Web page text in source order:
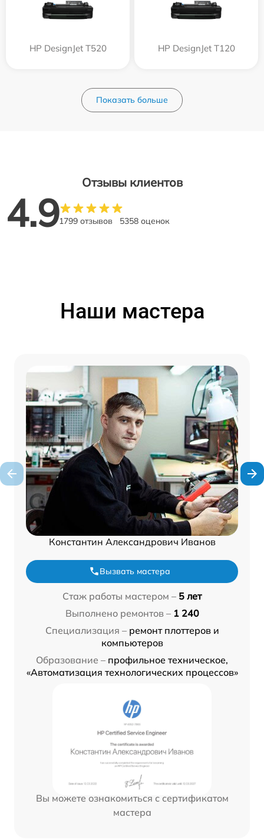
HP DesignJet T520 HP DesignJet T120
Показать больше
Отзывы клиентов
4.91799 отзывов 5358 оценок
Наши мастера
Константин Александрович Иванов
Вызвать мастера
Стаж работы мастером – 5 лет
Выполнено ремонтов – 1 240
Специализация – ремонт плоттеров и
компьютеров
Образование – профильное техническое,
«Автоматизация технологических процессов»
Вы можете ознакомиться с сертификатом
мастера